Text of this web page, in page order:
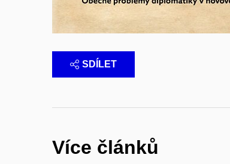
SDÍLET
Více článků